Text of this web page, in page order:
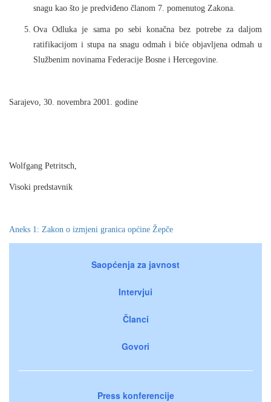
snagu kao što je predviđeno članom 7. pomenutog Zakona.
Ova Odluka je sama po sebi konačna bez potrebe za daljom
ratifikacijom i stupa na snagu odmah i biće objavljena odmah u
Službenim novinama Federacije Bosne i Hercegovine.
Sarajevo, 30. novembra 2001. godine
Wolfgang Petritsch,
Visoki predstavnik
Aneks 1: Zakon o izmjeni granica općine Žepče
Saopćenja za javnost
Intervjui
Članci
Govori
Press konferencije